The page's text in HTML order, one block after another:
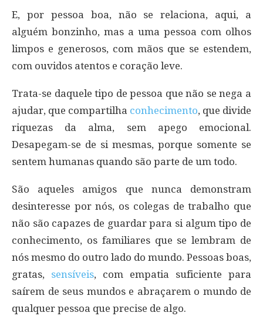
E, por pessoa boa, não se relaciona, aqui, a
alguém bonzinho, mas a uma pessoa com olhos
limpos e generosos, com mãos que se estendem,
com ouvidos atentos e coração leve.
Trata-se daquele tipo de pessoa que não se nega a
ajudar, que compartilha conhecimento, que divide
riquezas da alma, sem apego emocional.
Desapegam-se de si mesmas, porque somente se
sentem humanas quando são parte de um todo.
São aqueles amigos que nunca demonstram
desinteresse por nós, os colegas de trabalho que
não são capazes de guardar para si algum tipo de
conhecimento, os familiares que se lembram de
nós mesmo do outro lado do mundo. Pessoas boas,
gratas, sensíveis, com empatia suficiente para
saírem de seus mundos e abraçarem o mundo de
qualquer pessoa que precise de algo.